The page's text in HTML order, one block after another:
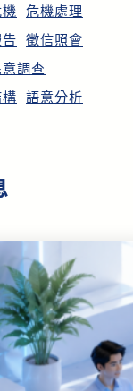
危機處理
徵信照會
意調查
語意分析